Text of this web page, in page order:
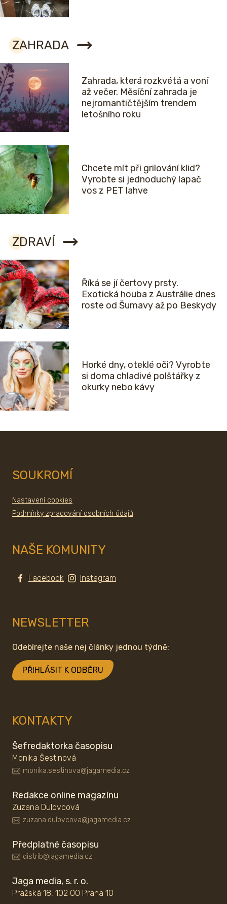
ZAHRADA
Zahrada, která rozkvétá a voní
až večer. Měsíční zahrada je
nejromantičtějším trendem
letošního roku
Chcete mít při grilování klid?
Vyrobte si jednoduchý lapač
vos z PET lahve
ZDRAVÍ
Říká se jí čertovy prsty.
Exotická houba z Austrálie dnes
roste od Šumavy až po Beskydy
Horké dny, oteklé oči? Vyrobte
si doma chladivé polštářky z
okurky nebo kávy
SOUKROMÍ
Nastavení cookies
Podmínky zpracování osobních údajů
NAŠE KOMUNITY
Facebook Instagram
NEWSLETTER
Odebírejte naše nej články jednou týdně:
PŘIHLÁSIT K ODBĚRU
KONTAKTY
Šefredaktorka časopisu
Monika Šestinová
monika.sestinova@jagamedia.cz
Redakce online magazínu
Zuzana Dulovcová
zuzana.dulovcova@jagamedia.cz
Předplatné časopisu
distrib@jagamedia.cz
Jaga media, s. r. o.
Pražská 18, 102 00 Praha 10